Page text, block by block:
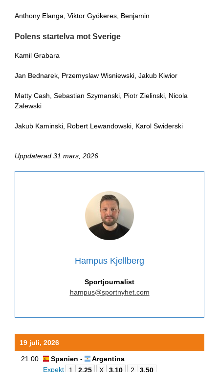
Anthony Elanga, Viktor Gyökeres, Benjamin
Polens startelva mot Sverige
Kamil Grabara
Jan Bednarek, Przemyslaw Wisniewski, Jakub Kiwior
Matty Cash, Sebastian Szymanski, Piotr Zielinski, Nicola
Zalewski
Jakub Kaminski, Robert Lewandowski, Karol Swiderski
Uppdaterad 31 mars, 2026
Hampus Kjellberg
Sportjournalist
hampus@sportnyhet.com
19 juli, 2026
21:00 Spanien -
Argentina
Expekt
1 2.25 X 3.10 2 3.50